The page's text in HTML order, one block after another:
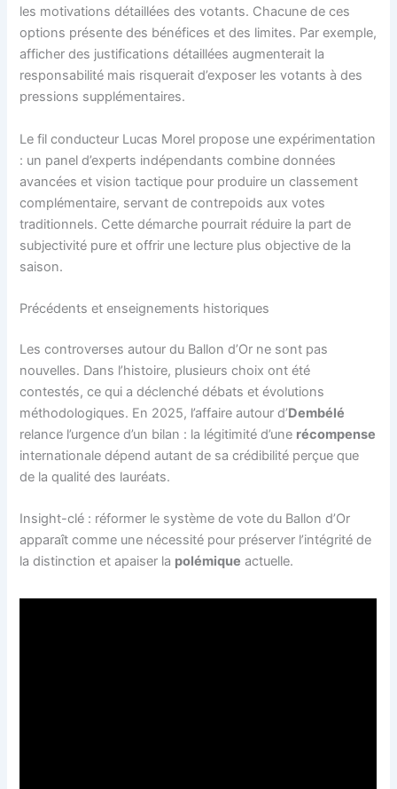
les motivations détaillées des votants. Chacune de ces
options présente des bénéfices et des limites. Par exemple,
afficher des justifications détaillées augmenterait la
responsabilité mais risquerait d’exposer les votants à des
pressions supplémentaires.
Le fil conducteur Lucas Morel propose une expérimentation
: un panel d’experts indépendants combine données
avancées et vision tactique pour produire un classement
complémentaire, servant de contrepoids aux votes
traditionnels. Cette démarche pourrait réduire la part de
subjectivité pure et offrir une lecture plus objective de la
saison.
Précédents et enseignements historiques
Les controverses autour du Ballon d’Or ne sont pas
nouvelles. Dans l’histoire, plusieurs choix ont été
contestés, ce qui a déclenché débats et évolutions
méthodologiques. En 2025, l’affaire autour d’Dembélé
relance l’urgence d’un bilan : la légitimité d’une récompense
internationale dépend autant de sa crédibilité perçue que
de la qualité des lauréats.
Insight-clé : réformer le système de vote du Ballon d’Or
apparaît comme une nécessité pour préserver l’intégrité de
la distinction et apaiser la polémique actuelle.